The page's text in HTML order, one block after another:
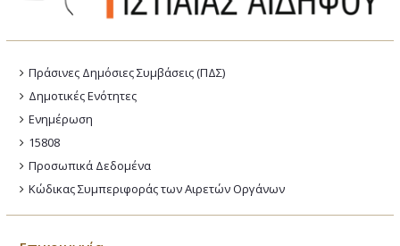
Πράσινες Δημόσιες Συμβάσεις (ΠΔΣ)
Δημοτικές Ενότητες
Ενημέρωση
15808
Προσωπικά Δεδομένα
Κώδικας Συμπεριφοράς των Αιρετών Οργάνων